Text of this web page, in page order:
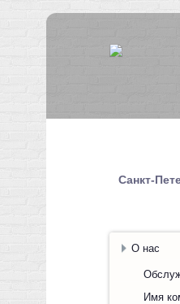
Санкт-
О нас
Имя